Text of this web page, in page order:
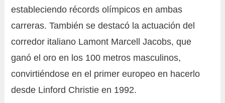
estableciendo récords olímpicos en ambas
carreras. También se destacó la actuación del
corredor italiano Lamont Marcell Jacobs, que
ganó el oro en los 100 metros masculinos,
convirtiéndose en el primer europeo en hacerlo
desde Linford Christie en 1992.